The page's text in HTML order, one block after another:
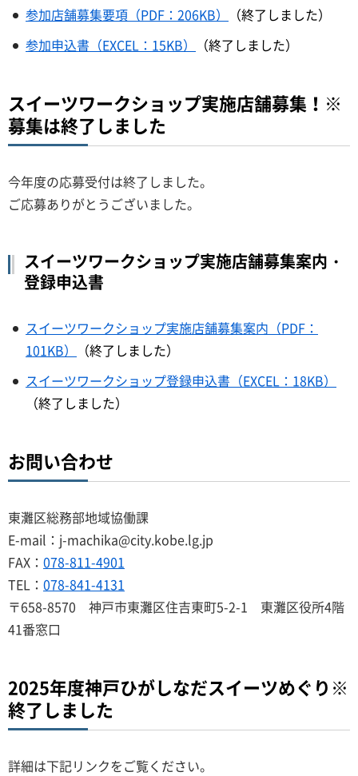
参加店舗募集要項（PDF：206KB）
（終了しました）
参加申込書（EXCEL：15KB）
（終了しました）
スイーツワークショップ実施店舗募集！※
募集は終了しました
今年度の応募受付は終了しました。
ご応募ありがとうございました。
スイーツワークショップ実施店舗募集案内・
登録申込書
スイーツワークショップ実施店舗募集案内（PDF：
101KB）
（終了しました）
スイーツワークショップ登録申込書（EXCEL：18KB）
（終了しました）
お問い合わせ
東灘区総務部地域協働課
E-mail：j-machika@city.kobe.lg.jp
FAX： 078-811-4901
TEL： 078-841-4131
〒658-8570 神戸市東灘区住吉東町5-2-1 東灘区役所4階
41番窓口
2025年度神戸ひがしなだスイーツめぐり※
終了しました
詳細は下記リンクをご覧ください。